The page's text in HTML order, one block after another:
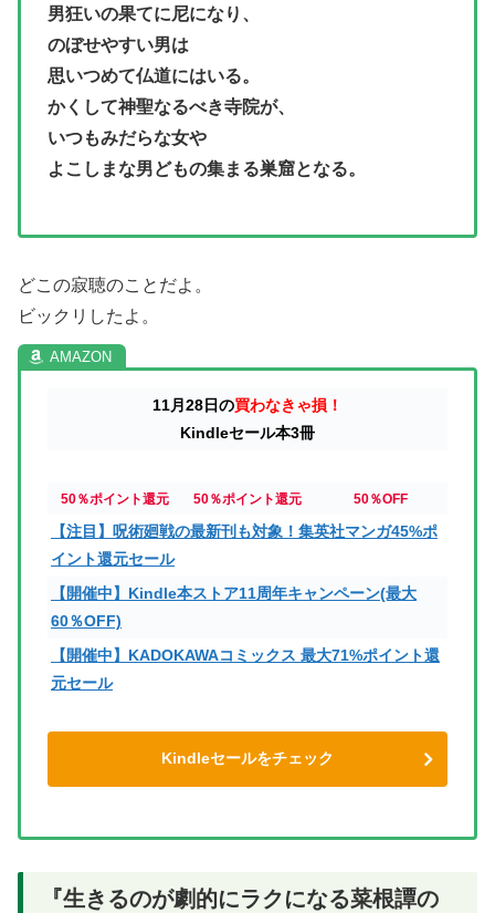
男狂いの果てに尼になり、
のぼせやすい男は
思いつめて仏道にはいる。
かくして神聖なるべき寺院が、
いつもみだらな女や
よこしまな男どもの集まる巣窟となる。
どこの寂聴のことだよ。
ビックリしたよ。
11月28日の買わなきゃ損！
Kindleセール本3冊
50％ポイント還元 50％ポイント還元 50％OFF
【注目】呪術廻戦の最新刊も対象！集英社マンガ45%ポ
イント還元セール
【開催中】Kindle本ストア11周年キャンペーン(最大
60％OFF)
【開催中】KADOKAWAコミックス 最大71%ポイント還
元セール
Kindleセールをチェック
『生きるのが劇的にラクになる菜根譚の